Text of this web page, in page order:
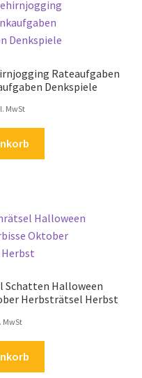
Rateaufgaben
Denkspiele
MwSt
Schatten Halloween
Herbsträtsel Herbst
MwSt